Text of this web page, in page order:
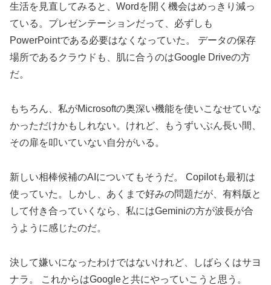
生活を見直してみると、Wordを開く機会はめっきり減っ
ている。プレゼンテーションだって、必ずしも
PowerPointである必要はなくなっていた。 データの保存
場所であるクラウドも、肌に合うのはGoogle Driveの方
だ。
もちろん、私がMicrosoftの奥深い機能を使いこなせていな
かっただけかもしれない。けれど、もうずいぶん長い間、
その扉を叩いていない自分がいる。
新しい相棒候補のAIについてもそうだ。 Copilotも最初は
使っていた。しかし、あくまで好みの問題だが、有料版と
して付き合っていくなら、私にはGeminiの方が波長が合
うように感じたのだ。
決して嫌いになったわけではないけれど、しばらくはサヨ
ナラ。 これからはGoogleと共にやっていこうと思う。